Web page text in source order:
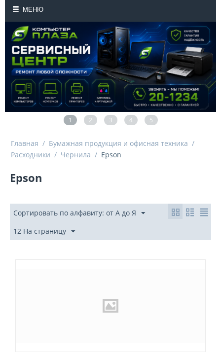
МЕНЮ
1 2 3 4 5
Главная / Бумажная продукция и офисная техника /
Расходники / Чернила / Epson
Epson
Сортировать по алфавиту: от А до Я
12 На страницу